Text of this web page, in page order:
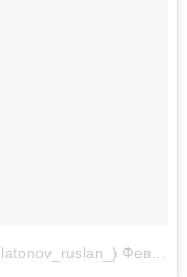
Фев 3, 2018 в 10:21 PST